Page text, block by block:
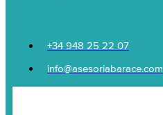
+34 948 25 22 07
info@asesoriabarace.com